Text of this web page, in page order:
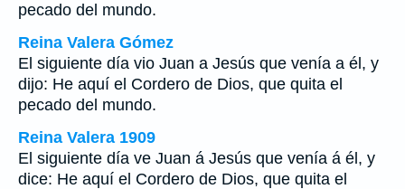
pecado del mundo.
Reina Valera Gómez
El siguiente día vio Juan a Jesús que venía a él, y
dijo: He aquí el Cordero de Dios, que quita el
pecado del mundo.
Reina Valera 1909
El siguiente día ve Juan á Jesús que venía á él, y
dice: He aquí el Cordero de Dios, que quita el